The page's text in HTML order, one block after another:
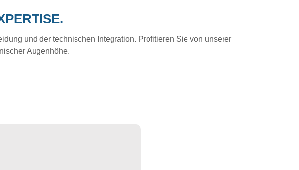
und der technischen Integration. Profitieren Sie von unserer
Augenhöhe.